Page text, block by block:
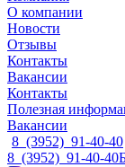
О компании
Новости
Отзывы
Контакты
Вакансии
Контакты
Полезная
Вакансии
8 (3952) 91-40-40
8 (3952) 91-40-40